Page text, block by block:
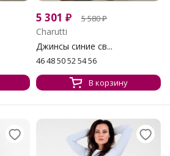
5 301 ₽ 5 580₽
Charutti
Джинсы синие св...
46 48 50 52 54 56
В корзину